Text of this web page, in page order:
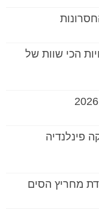
הכי שוות של
פינלנדיה